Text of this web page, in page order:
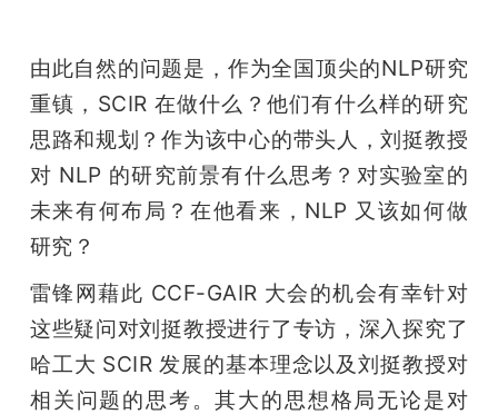
由此自然的问题是，作为全国顶尖的NLP研究
重镇，SCIR 在做什么？他们有什么样的研究
思路和规划？作为该中心的带头人，刘挺教授
对 NLP 的研究前景有什么思考？对实验室的
未来有何布局？在他看来，NLP 又该如何做
研究？
雷锋网藉此 CCF-GAIR 大会的机会有幸针对
这些疑问对刘挺教授进行了专访，深入探究了
哈工大 SCIR 发展的基本理念以及刘挺教授对
相关问题的思考。其大的思想格局无论是对